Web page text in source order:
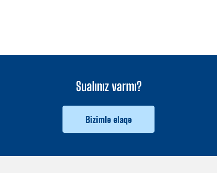
Sualınız varmı?
Bizimlə əlaqə